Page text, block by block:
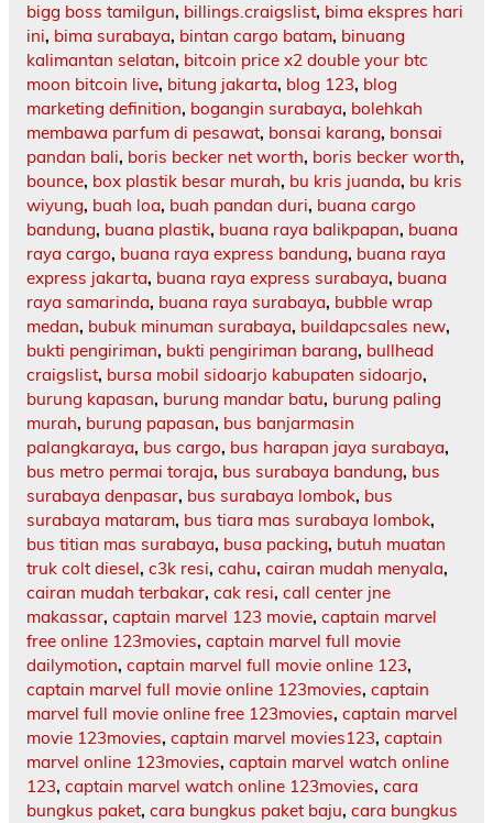
bigg boss tamilgun, billings.craigslist, bima ekspres hari
ini, bima surabaya, bintan cargo batam, binuang
kalimantan selatan, bitcoin price x2 double your btc
moon bitcoin live, bitung jakarta, blog 123, blog
marketing definition, bogangin surabaya, bolehkah
membawa parfum di pesawat, bonsai karang, bonsai
pandan bali, boris becker net worth, boris becker worth,
bounce, box plastik besar murah, bu kris juanda, bu kris
wiyung, buah loa, buah pandan duri, buana cargo
bandung, buana plastik, buana raya balikpapan, buana
raya cargo, buana raya express bandung, buana raya
express jakarta, buana raya express surabaya, buana
raya samarinda, buana raya surabaya, bubble wrap
medan, bubuk minuman surabaya, buildapcsales new,
bukti pengiriman, bukti pengiriman barang, bullhead
craigslist, bursa mobil sidoarjo kabupaten sidoarjo,
burung kapasan, burung mandar batu, burung paling
murah, burung papasan, bus banjarmasin
palangkaraya, bus cargo, bus harapan jaya surabaya,
bus metro permai toraja, bus surabaya bandung, bus
surabaya denpasar, bus surabaya lombok, bus
surabaya mataram, bus tiara mas surabaya lombok,
bus titian mas surabaya, busa packing, butuh muatan
truk colt diesel, c3k resi, cahu, cairan mudah menyala,
cairan mudah terbakar, cak resi, call center jne
makassar, captain marvel 123 movie, captain marvel
free online 123movies, captain marvel full movie
dailymotion, captain marvel full movie online 123,
captain marvel full movie online 123movies, captain
marvel full movie online free 123movies, captain marvel
movie 123movies, captain marvel movies123, captain
marvel online 123movies, captain marvel watch online
123, captain marvel watch online 123movies, cara
bungkus paket, cara bungkus paket baju, cara bungkus